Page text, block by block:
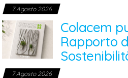
7 Agosto 2026
Colacem
Rapporto
7 Agosto 2026